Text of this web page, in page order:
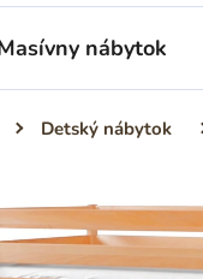
nábytok
Detský nábytok